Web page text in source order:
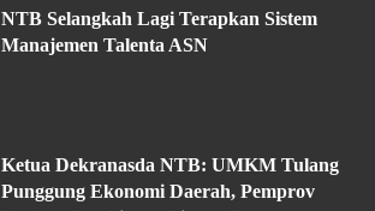
NTB Selangkah Lagi Terapkan Sistem
Manajemen Talenta ASN
Ketua Dekranasda NTB: UMKM Tulang
Punggung Ekonomi Daerah, Pemprov